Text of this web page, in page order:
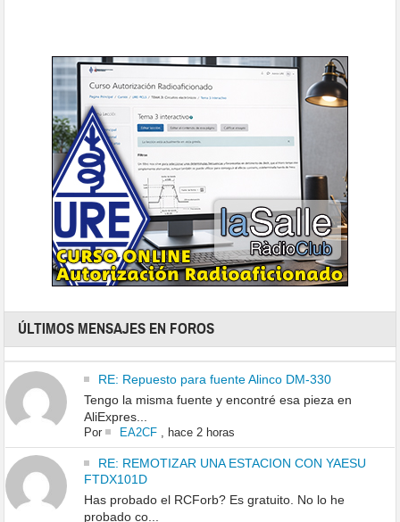
ÚLTIMOS MENSAJES EN FOROS
RE: Repuesto para fuente Alinco DM-330
Tengo la misma fuente y encontré esa pieza en
AliExpres...
Por EA2CF, hace 2 horas
RE: REMOTIZAR UNA ESTACION CON YAESU
FTDX101D
Has probado el RCForb? Es gratuito. No lo he
probado co...